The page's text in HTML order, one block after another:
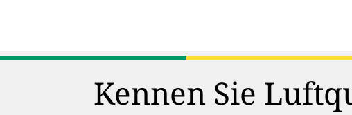
Kennen Sie